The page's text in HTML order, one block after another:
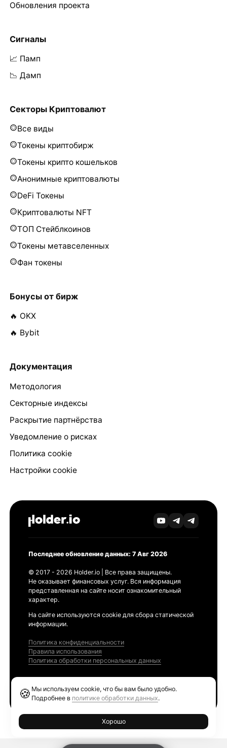
Обновления проекта
Сигналы
📈 Памп
📉 Дамп
Секторы Криптовалют
Все виды
Токены криптобирж
Токены крипто кошельков
Анонимные криптовалюты
DeFi Токены
Криптовалюты NFT
ТОП Стейблкоинов
Токены метавселенных
Фан токены
Бонусы от бирж
🔥 OKX
🔥 Bybit
Документация
Методология
Секторные индексы
Раскрытие партнёрства
Уведомление о рисках
Политика cookie
Настройки cookie
Последнее обновление данных: 7 Авг 2026
© 2017 - 2026 Holder.io | Все права защищены.
Не оказывает финансовых услуг. Вся информация
представленная на сайте носит ознакомительный
характер.
На сайте используются cookie для сбора статической
информации.
Политика конфиденциальности
Правила использования
Политика обработки персональных данных
🍪 Мы используем cookie, что бы вам было удобно.
Подробнее в политике обработки данных.
Хорошо
Ethereum GAS Tracker